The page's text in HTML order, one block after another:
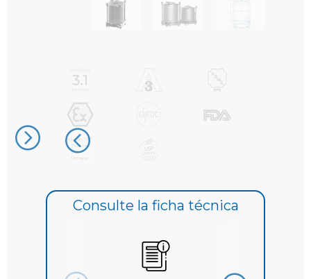
seguridad de simple o doble efecto,
camisas de enfriamiento o
Consulte la ficha técnica